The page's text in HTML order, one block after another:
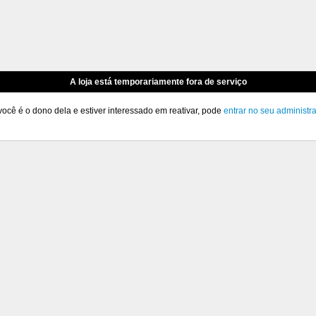
A loja está temporariamente fora de serviço
é o dono dela e estiver interessado em reativar, pode entrar no seu